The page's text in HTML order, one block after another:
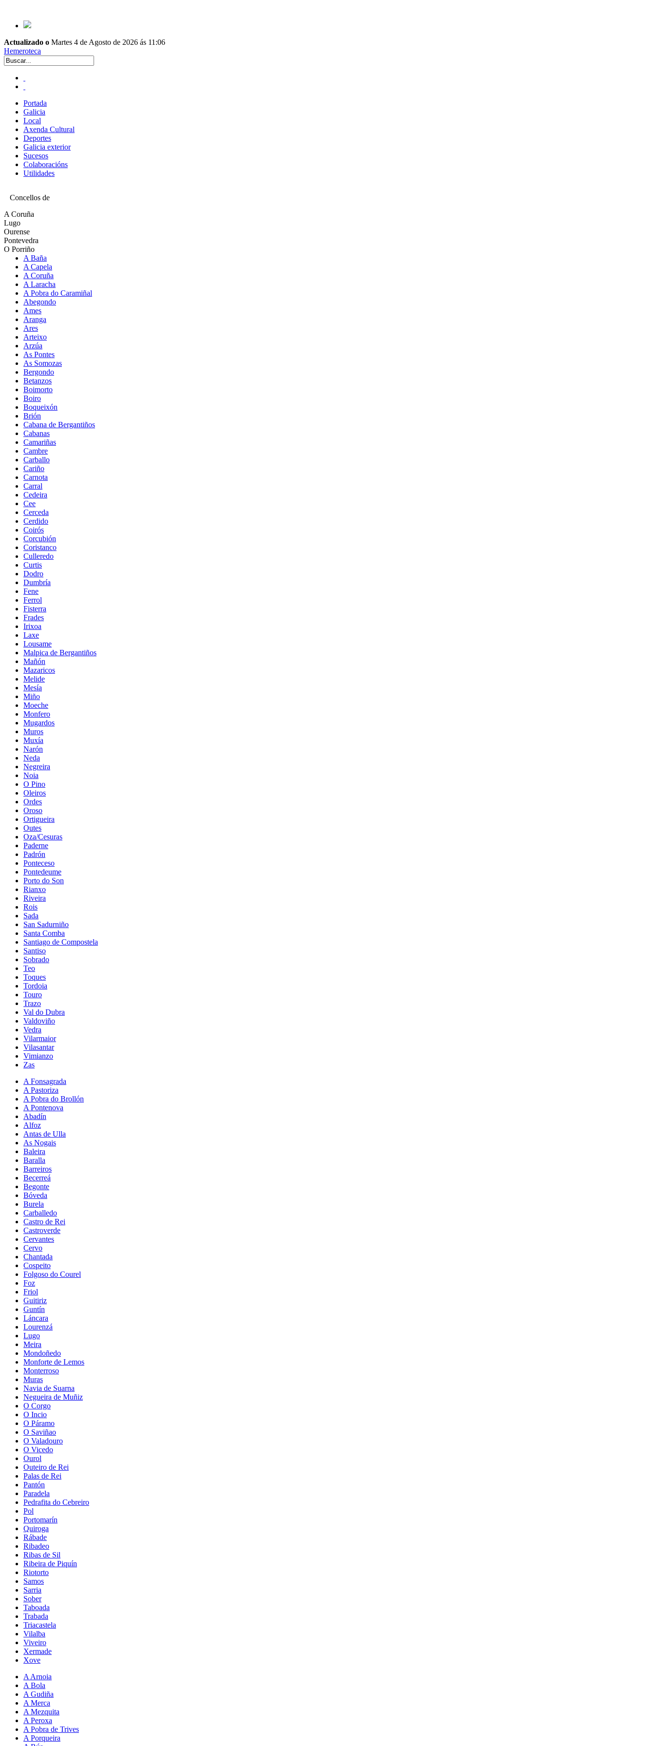
Actualizado o Martes 4 de Agosto de 2026 ás 11:06
Hemeroteca
Portada
Galicia
Local
Axenda Cultural
Deportes
Galicia exterior
Sucesos
Colaboracións
Utilidades
Concellos de
A Coruña
Lugo
Ourense
Pontevedra
O Porriño
A Baña
A Capela
A Coruña
A Laracha
A Pobra do Caramiñal
Abegondo
Ames
Aranga
Ares
Arteixo
Arzúa
As Pontes
As Somozas
Bergondo
Betanzos
Boimorto
Boiro
Boqueixón
Brión
Cabana de Bergantiños
Cabanas
Camariñas
Cambre
Carballo
Cariño
Carnota
Carral
Cedeira
Cee
Cerceda
Cerdido
Coirós
Corcubión
Coristanco
Culleredo
Curtis
Dodro
Dumbría
Fene
Ferrol
Fisterra
Frades
Irixoa
Laxe
Lousame
Malpica de Bergantiños
Mañón
Mazaricos
Melide
Mesía
Miño
Moeche
Monfero
Mugardos
Muros
Muxía
Narón
Neda
Negreira
Noia
O Pino
Oleiros
Ordes
Oroso
Ortigueira
Outes
Oza/Cesuras
Paderne
Padrón
Ponteceso
Pontedeume
Porto do Son
Rianxo
Riveira
Rois
Sada
San Sadurniño
Santa Comba
Santiago de Compostela
Santiso
Sobrado
Teo
Toques
Tordoia
Touro
Trazo
Val do Dubra
Valdoviño
Vedra
Vilarmaior
Vilasantar
Vimianzo
Zas
A Fonsagrada
A Pastoriza
A Pobra do Brollón
A Pontenova
Abadín
Alfoz
Antas de Ulla
As Nogais
Baleira
Baralla
Barreiros
Becerreá
Begonte
Bóveda
Burela
Carballedo
Castro de Rei
Castroverde
Cervantes
Cervo
Chantada
Cospeito
Folgoso do Courel
Foz
Friol
Guitiriz
Guntín
Láncara
Lourenzá
Lugo
Meira
Mondoñedo
Monforte de Lemos
Monterroso
Muras
Navia de Suarna
Negueira de Muñiz
O Corgo
O Incio
O Páramo
O Saviñao
O Valadouro
O Vicedo
Ourol
Outeiro de Rei
Palas de Rei
Pantón
Paradela
Pedrafita do Cebreiro
Pol
Portomarín
Quiroga
Rábade
Ribadeo
Ribas de Sil
Ribeira de Piquín
Riotorto
Samos
Sarria
Sober
Taboada
Trabada
Triacastela
Vilalba
Viveiro
Xermade
Xove
A Arnoia
A Bola
A Gudiña
A Merca
A Mezquita
A Peroxa
A Pobra de Trives
A Porqueira